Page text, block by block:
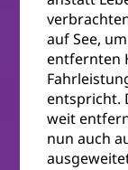
auf See,
entfernten
entspricht.
weit
nun auch